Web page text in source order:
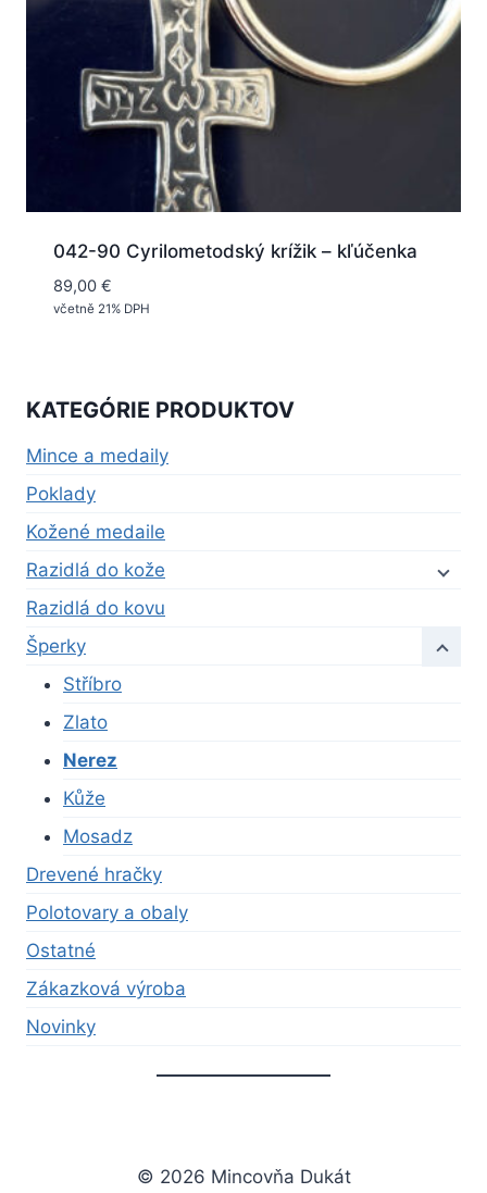
042-90 Cyrilometodský krížik – kľúčenka
89,00 €
včetně 21% DPH
KATEGÓRIE PRODUKTOV
Mince a medaily
Poklady
Kožené medaile
Razidlá do kože
Razidlá do kovu
Šperky
Stříbro
Zlato
Nerez
Kůže
Mosadz
Drevené hračky
Polotovary a obaly
Ostatné
Zákazková výroba
Novinky
© 2026 Mincovňa Dukát